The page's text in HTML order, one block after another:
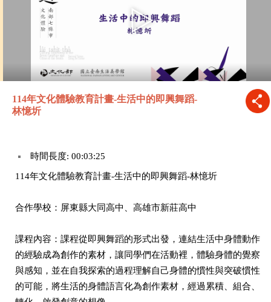
114年文化體驗教育計畫-生活中的即興舞蹈-
林憶圻
時間長度: 00:03:25
114年文化體驗教育計畫-生活中的即興舞蹈-林憶圻
合作學校：屏東縣大同高中、高雄市新莊高中
課程內容：課程從即興舞蹈的形式出發，連結⽣活中身體動作
的經驗成為創作的素材，讓同學們在活動裡，體驗身體的覺察
與感知，並在自我探索的過程理解自⼰身體的慣性與突破慣性
的可能，將生活的身體語言化為創作素材，經過累積、組合、